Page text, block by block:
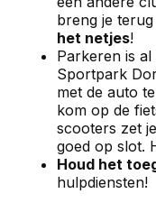
breng je
het netjes!
Parkeren is
Sportpark
met de auto
kom op de
scooters zet
goed op slot.
Houd het
hulpdiensten!